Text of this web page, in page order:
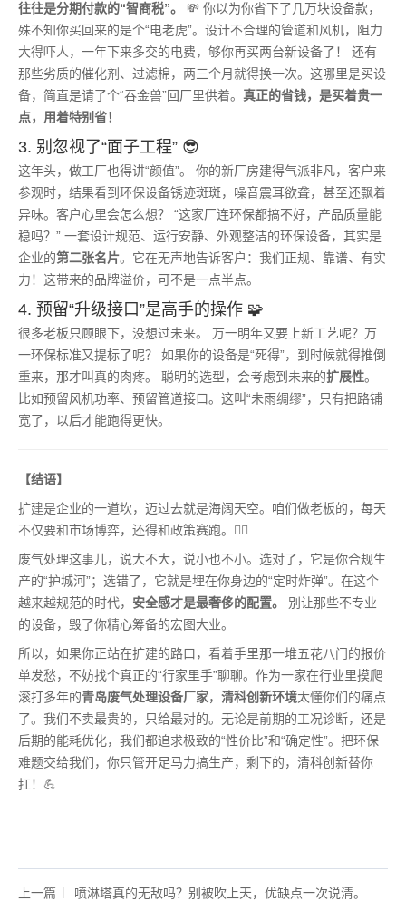
往往是分期付款的“智商税”。
💸 你以为你省下了几万块设备款，
殊不知你买回来的是个“电老虎”。设计不合理的管道和风机，阻力
大得吓人，一年下来多交的电费，够你再买两台新设备了！ 还有
那些劣质的催化剂、过滤棉，两三个月就得换一次。这哪里是买设
备，简直是请了个“吞金兽”回厂里供着。 真正的省钱，是买着贵一
点，用着特别省！
3. 别忽视了“面子工程” 😎
这年头，做工厂也得讲“颜值”。 你的新厂房建得气派非凡，客户来
参观时，结果看到环保设备锈迹斑斑，噪音震耳欲聋，甚至还飘着
异味。客户心里会怎么想？ “这家厂连环保都搞不好，产品质量能
稳吗？” 一套设计规范、运行安静、外观整洁的环保设备，其实是
企业的第二张名片。它在无声地告诉客户：我们正规、靠谱、有实
力！这带来的品牌溢价，可不是一点半点。
4. 预留“升级接口”是高手的操作 🧩
很多老板只顾眼下，没想过未来。 万一明年又要上新工艺呢？万
一环保标准又提标了呢？ 如果你的设备是“死得”，到时候就得推倒
重来，那才叫真的肉疼。 聪明的选型，会考虑到未来的扩展性。
比如预留风机功率、预留管道接口。这叫“未雨绸缪”，只有把路铺
宽了，以后才能跑得更快。
【结语】
扩建是企业的一道坎，迈过去就是海阔天空。咱们做老板的，每天
不仅要和市场博弈，还得和政策赛跑。🏃‍♂️
废气处理这事儿，说大不大，说小也不小。选对了，它是你合规生
产的“护城河”；选错了，它就是埋在你身边的“定时炸弹”。在这个
越来越规范的时代， 安全感才是最奢侈的配置。
别让那些不专业
的设备，毁了你精心筹备的宏图大业。
所以，如果你正站在扩建的路口，看着手里那一堆五花八门的报价
单发愁，不妨找个真正的“行家里手”聊聊。作为一家在行业里摸爬
滚打多年的青岛废气处理设备厂家， 清科创新环境太懂你们的痛点
了。我们不卖最贵的，只给最对的。无论是前期的工况诊断，还是
后期的能耗优化，我们都追求极致的“性价比”和“确定性”。把环保
难题交给我们，你只管开足马力搞生产，剩下的，清科创新替你
扛！💪
上一篇
喷淋塔真的无敌吗？别被吹上天，优缺点一次说清。